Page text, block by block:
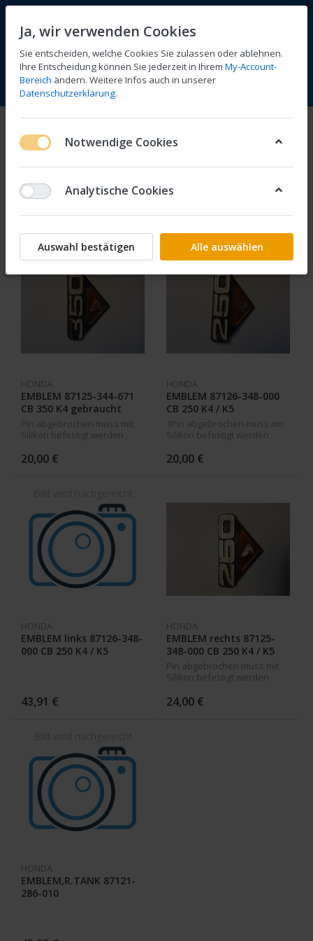
Menü Anmelden Vergleichen Wunschliste
Seitendeckel, Heckbürzel
Filtern Sortieren
HONDA
EMBLEM 87125-344-671
CB 350 K4 gebraucht
Pin abgebrochen muss mit
Silikon befestigt werden
20,00 €
HONDA
EMBLEM 87126-348-000
CB 250 K4 / K5
1Pin abgebrochen muss mit
Silikon befestigt werden
20,00 €
HONDA
EMBLEM links 87126-348-
000 CB 250 K4 / K5
43,91 €
HONDA
EMBLEM rechts 87125-
348-000 CB 250 K4 / K5
Pin abgebrochen muss mit
Silikon befestigt werden
24,00 €
HONDA
EMBLEM,R.TANK 87121-
286-010
Ja, wir verwenden Cookies
Sie entscheiden, welche Cookies Sie zulassen oder ablehnen.
Ihre Entscheidung können Sie jederzeit in Ihrem My-Account-
Bereich ändern. Weitere Infos auch in unserer
Datenschutzerklärung.
Notwendige Cookies
Analytische Cookies
Auswahl bestätigen Alle auswählen